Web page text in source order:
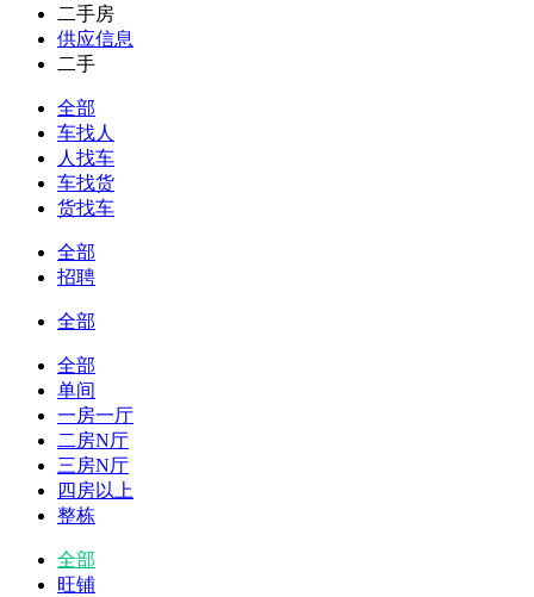
二手房
供应信息
二手
全部
车找人
人找车
车找货
货找车
全部
招聘
全部
全部
单间
一房一厅
二房N厅
三房N厅
四房以上
整栋
全部
旺铺